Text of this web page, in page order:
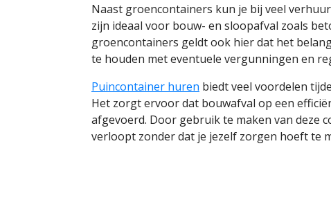
Naast groencontainers kun je bij veel
zijn ideaal voor bouw- en sloopafval zoals
groencontainers geldt ook hier dat het
te houden met eventuele vergunningen en
Puincontainer huren biedt veel voordelen
Het zorgt ervoor dat bouwafval op een
afgevoerd. Door gebruik te maken van deze
verloopt zonder dat je jezelf zorgen hoeft te